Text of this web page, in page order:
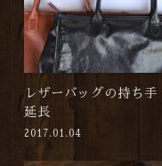
レザーバッグの持ち手
延長
2017.01.04